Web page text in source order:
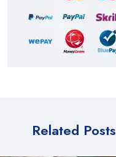
Related Posts